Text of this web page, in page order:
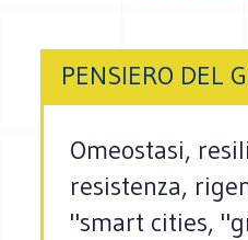
PENSIERO DEL
Omeostasi,
resistenza,
"smart cities,